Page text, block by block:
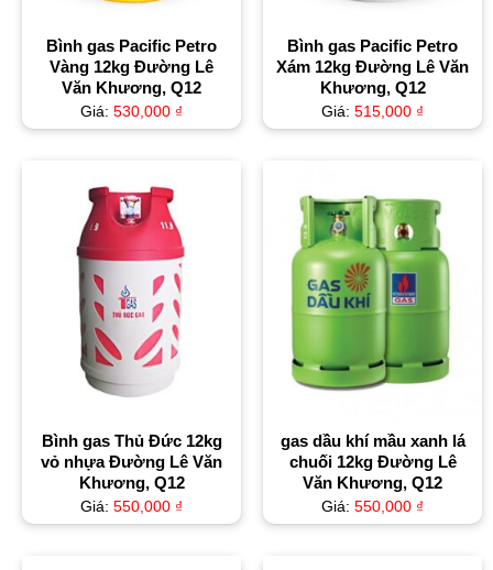
Bình gas Pacific Petro
Vàng 12kg Đường Lê
Văn Khương, Q12
Giá: 530,000 ₫
Bình gas Pacific Petro
Xám 12kg Đường Lê Văn
Khương, Q12
Giá: 515,000 ₫
Bình gas Thủ Đức 12kg
vỏ nhựa Đường Lê Văn
Khương, Q12
Giá: 550,000 ₫
gas dầu khí mầu xanh lá
chuối 12kg Đường Lê
Văn Khương, Q12
Giá: 550,000 ₫